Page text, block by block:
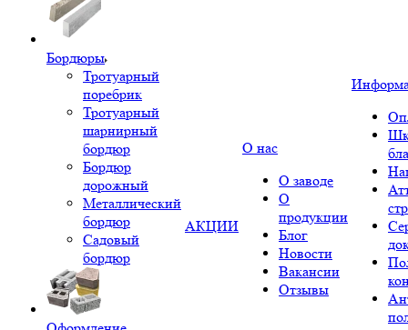
Бордюры
Тротуарный
поребрик
Тротуарный
шарнирный
бордюр
Бордюр
дорожный
Металлический
бордюр
Садовый
бордюр
АКЦИИ
О нас
О заводе
О
продукции
Блог
Новости
Вакансии
Отзывы